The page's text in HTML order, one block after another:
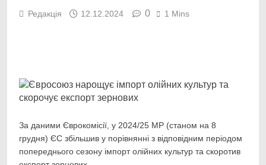
Редакція 12.12.2024 0 1 Mins
Link
За даними Єврокомісії, у 2024/25 МР (станом на 8
грудня) ЄС збільшив у порівнянні з відповідним періодом
попереднього сезону імпорт олійних культур та скоротив